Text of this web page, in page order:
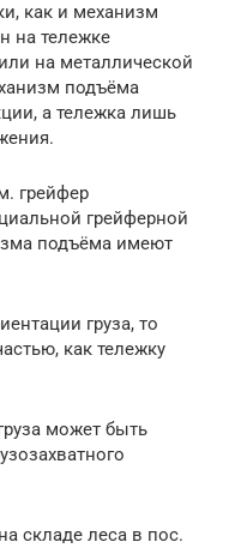
как и механизм
на тележке
на металлической
подъёма
а тележка лишь
грейфер
грейферной
подъёма имеют
груза, то
как тележку
может быть
складе леса в пос.